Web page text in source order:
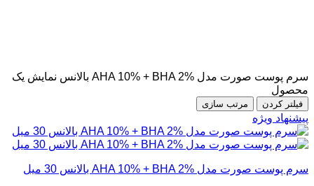
سرم پوست صورت مدل AHA 10% + BHA 2% بالانس
نمایش یک
محصول
فیلتر کردن مرتب سازی
پیشنهاد ویژه
سرم پوست صورت مدل AHA 10% + BHA 2% بالانس 30 میل